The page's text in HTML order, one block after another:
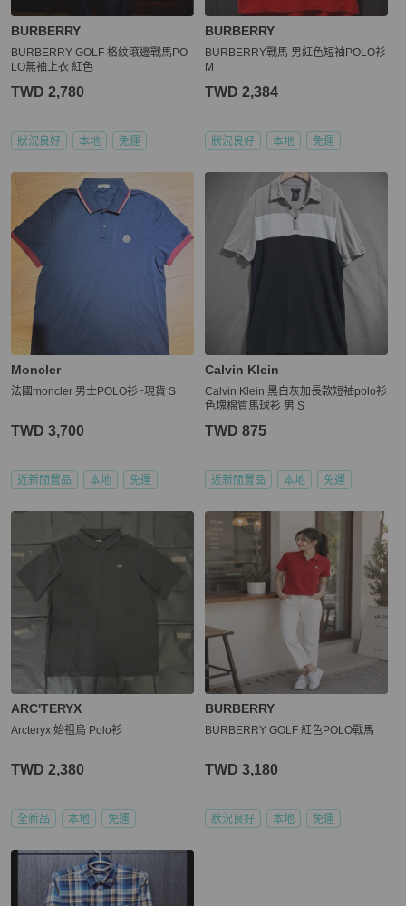
BURBERRY
BURBERRY GOLF 格紋滾邊戰馬PO
LO無袖上衣 紅色
TWD 2,780
狀況良好 本地 免運
BURBERRY
BURBERRY戰馬 男紅色短袖POLO衫
M
TWD 2,384
狀況良好 本地 免運
Moncler
法國moncler 男士POLO衫~現貨 S
TWD 3,700
近新閒置品 本地 免運
Calvin Klein
Calvin Klein 黑白灰加長款短袖polo衫
色塊棉質馬球衫 男 S
TWD 875
近新閒置品 本地 免運
ARC'TERYX
Arcteryx 始祖鳥 Polo衫
TWD 2,380
全新品 本地 免運
BURBERRY
BURBERRY GOLF 紅色POLO戰馬
TWD 3,180
狀況良好 本地 免運